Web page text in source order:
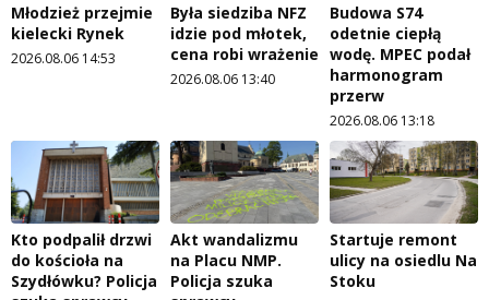
Młodzież przejmie
kielecki Rynek
2026.08.06 14:53
Była siedziba NFZ
idzie pod młotek,
cena robi wrażenie
2026.08.06 13:40
Budowa S74
odetnie ciepłą
wodę. MPEC podał
harmonogram
przerw
2026.08.06 13:18
Kto podpalił drzwi
do kościoła na
Szydłówku? Policja
Akt wandalizmu
na Placu NMP.
Policja szuka
Startuje remont
ulicy na osiedlu Na
Stoku